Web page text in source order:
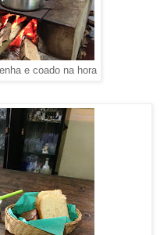
e coado na hora